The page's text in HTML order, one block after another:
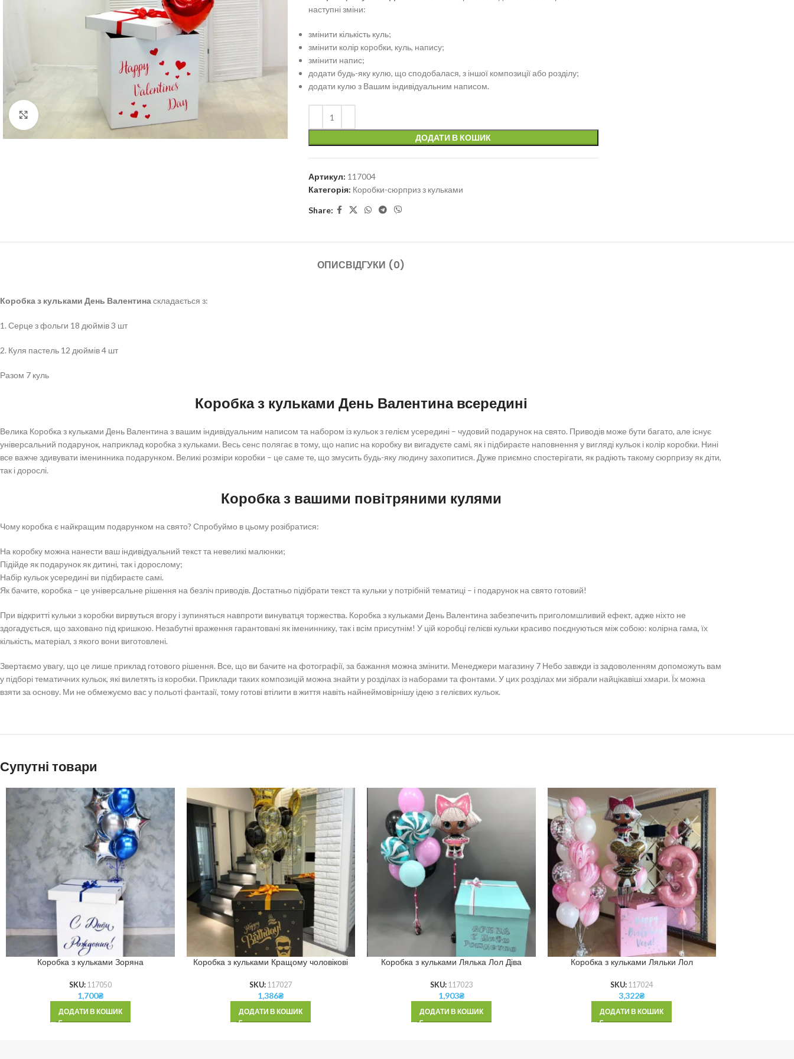
наступні зміни:
змінити кількість куль;
змінити колір коробки, куль, напису;
змінити напис;
додати будь-яку кулю, що сподобалася, з іншої композиції або розділу;
додати кулю з Вашим індивідуальним написом.
ДОДАТИ В КОШИК
Артикул: 117004
Категорія: Коробки-сюрприз з кульками
Share:
ОПИСВІДГУКИ (0)
Коробка з кульками День Валентинаскладається з:
1. Серце з фольги 18 дюймів 3 шт
2. Куля пастель 12 дюймів 4 шт
Разом 7 куль
Коробка з кульками День Валентина всередині
Велика Коробка з кульками День Валентина з вашим індивідуальним написом та набором із кульок з гелієм усередині – чудовий подарунок на свято. Приводів може бути багато, але існує
універсальний подарунок, наприклад коробка з кульками. Весь сенс полягає в тому, що напис на коробку ви вигадуєте самі, як і підбираєте наповнення у вигляді кульок і колір коробки. Нині
все важче здивувати іменинника подарунком. Великі розміри коробки – це саме те, що змусить будь-яку людину захопитися. Дуже приємно спостерігати, як радіють такому сюрпризу як діти,
так і дорослі.
Коробка з вашими повітряними кулями
Чому коробка є найкращим подарунком на свято? Спробуймо в цьому розібратися:
На коробку можна нанести ваш індивідуальний текст та невеликі малюнки;
Підійде як подарунок як дитині, так і дорослому;
Набір кульок усередині ви підбираєте самі.
Як бачите, коробка – це універсальне рішення на безліч приводів. Достатньо підібрати текст та кульки у потрібній тематиці – і подарунок на свято готовий!
При відкритті кульки з коробки вирвуться вгору і зупиняться навпроти винуватця торжества. Коробка з кульками День Валентина забезпечить приголомшливий ефект, адже ніхто не
здогадується, що заховано під кришкою. Незабутні враження гарантовані як імениннику, так і всім присутнім! У цій коробці гелієві кульки красиво поєднуються між собою: колірна гама, їх
кількість, матеріал, з якого вони виготовлені.
Звертаємо увагу, що це лише приклад готового рішення. Все, що ви бачите на фотографії, за бажання можна змінити. Менеджери магазину 7 Небо завжди із задоволенням допоможуть вам
у підборі тематичних кульок, які вилетять із коробки. Приклади таких композицій можна знайти у розділах із наборами та фонтами. У цих розділах ми зібрали найцікавіші хмари. Їх можна
взяти за основу. Ми не обмежуємо вас у польоті фантазії, тому готові втілити в життя навіть найнеймовірнішу ідею з гелієвих кульок.
Супутні товари
Коробка з кульками Зоряна
SKU: 117050
1,700₴
ДОДАТИ В КОШИК
Коробка з кульками Кращому чоловікові
SKU: 117027
1,386₴
ДОДАТИ В КОШИК
Коробка з кульками Лялька Лол Діва
SKU: 117023
1,903₴
ДОДАТИ В КОШИК
Коробка з кульками Ляльки Лол
SKU: 117024
3,322₴
ДОДАТИ В КОШИК